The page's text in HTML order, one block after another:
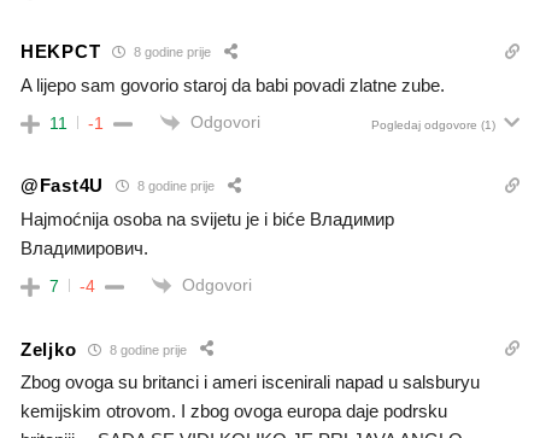
HEKPCT 8 godine prije
A lijepo sam govorio staroj da babi povadi zlatne zube.
11 -1 Odgovori Pogledaj odgovore (1)
@Fast4U 8 godine prije
Нajmoćnija osoba na svijetu je i biće Владимир
Владимирович.
7 -4 Odgovori
Zeljko 8 godine prije
Zbog ovoga su britanci i ameri iscenirali napad u salsburyu
kemijskim otrovom. I zbog ovoga europa daje podrsku